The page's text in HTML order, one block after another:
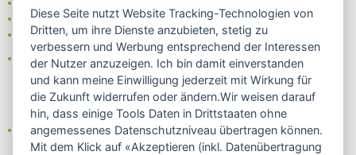
- Rechnung
- Lastschrift/Bankeinzug
Das Internetsiegel "GEPRÜFTER SHOP – Sicher einkaufen":
Partner von:
Wine in Moderation - bewußt genießen
Diese Seite nutzt Website Tracking-Technologien von
Dritten, um ihre Dienste anzubieten, stetig zu
verbessern und Werbung entsprechend der Interessen
der Nutzer anzuzeigen. Ich bin damit einverstanden
und kann meine Einwilligung jederzeit mit Wirkung für
die Zukunft widerrufen oder ändern.Wir weisen darauf
hin, dass einige Tools Daten in Drittstaaten ohne
angemessenes Datenschutzniveau übertragen können.
Mit dem Klick auf «Akzeptieren (inkl. Datenübertragung